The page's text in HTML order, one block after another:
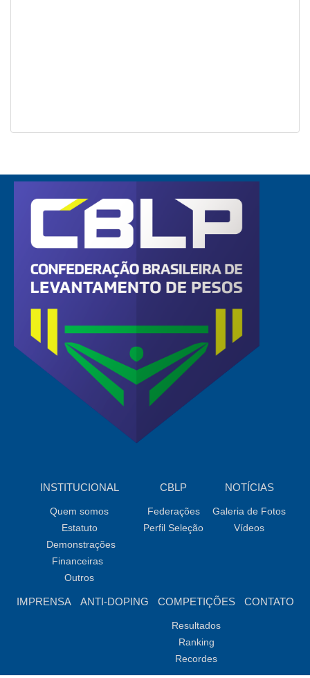
INSTITUCIONAL
Quem somos
Estatuto
Demonstrações
Financeiras
Outros
CBLP
Federações
Perfil Seleção
NOTÍCIAS
Galeria de Fotos
Vídeos
IMPRENSA ANTI-DOPING COMPETIÇÕES
Resultados
Ranking
Recordes
CONTATO